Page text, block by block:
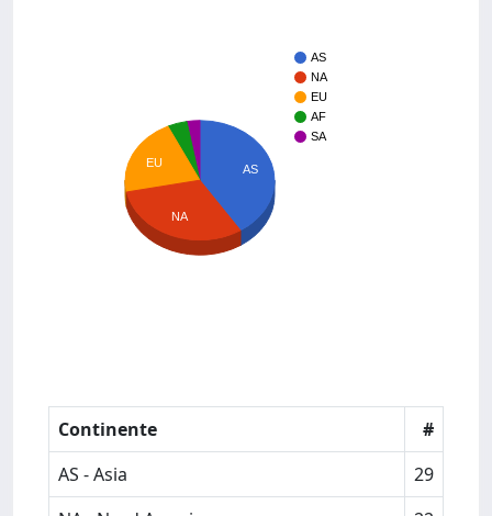
AS
NA
EU
AF
SA
AS
EU
NA
Continente
#
AS - Asia
29